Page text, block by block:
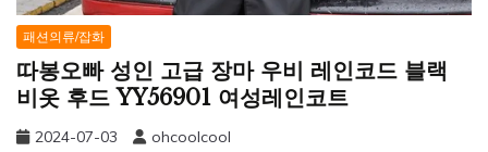
패션의류/잡화
따봉오빠 성인 고급 장마 우비 레인코드 블랙
비옷 후드 YY56901 여성레인코트
2024-07-03 ohcoolcool